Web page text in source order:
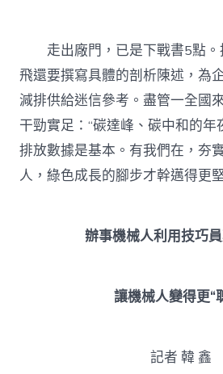
走出廠門，已是下戰書5點。
飛還要撰寫具體的剖析陳述，為
減排供給迷信參考。盡管一全國
干勁實足：“碳達峰、碳中和的
排放數據是基本。有我們在，夯
人，綠色成長的腳步才幹邁得更
辦事機械人利用技巧
讓機械人變得更“
記者 韓 鑫